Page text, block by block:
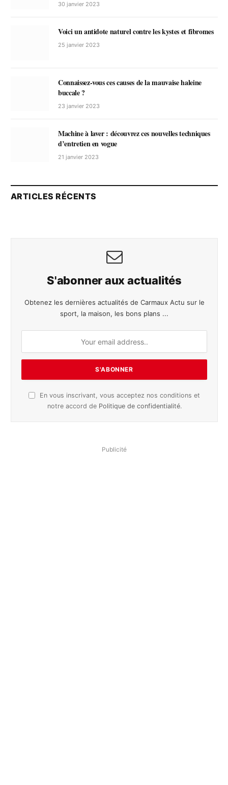
30 janvier 2023
Voici un antidote naturel contre les kystes et fibromes
25 janvier 2023
Connaissez-vous ces causes de la mauvaise haleine
buccale ?
23 janvier 2023
Machine à laver : découvrez ces nouvelles techniques
d’entretien en vogue
21 janvier 2023
ARTICLES RÉCENTS
S'abonner aux actualités
Obtenez les dernières actualités de Carmaux Actu sur le
sport, la maison, les bons plans ...
En vous inscrivant, vous acceptez nos conditions et
notre accord de Politique de confidentialité.
Publicité